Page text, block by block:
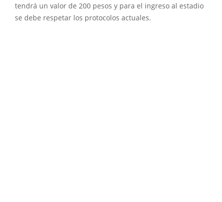
tendrá un valor de 200 pesos y para el ingreso al estadio
se debe respetar los protocolos actuales.